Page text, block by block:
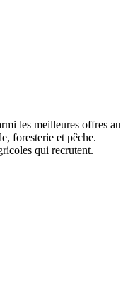
les meilleures offres au
foresterie et pêche.
qui recrutent.